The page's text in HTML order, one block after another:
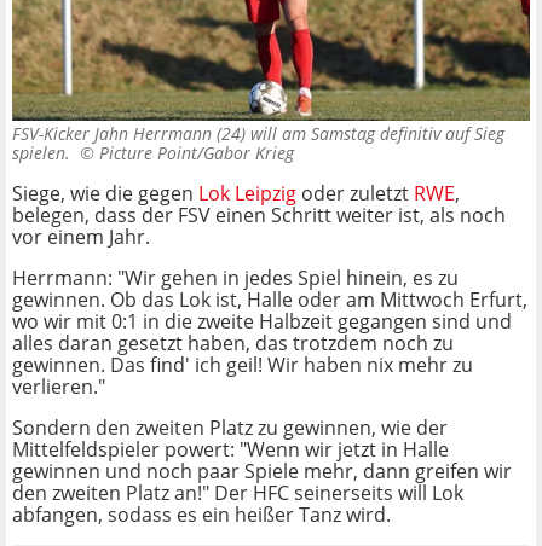
FSV-Kicker Jahn Herrmann (24) will am Samstag definitiv auf Sieg
spielen. © Picture Point/Gabor Krieg
Siege, wie die gegen Lok Leipzig oder zuletzt RWE,
belegen, dass der FSV einen Schritt weiter ist, als noch
vor einem Jahr.
Herrmann: "Wir gehen in jedes Spiel hinein, es zu
gewinnen. Ob das Lok ist, Halle oder am Mittwoch Erfurt,
wo wir mit 0:1 in die zweite Halbzeit gegangen sind und
alles daran gesetzt haben, das trotzdem noch zu
gewinnen. Das find' ich geil! Wir haben nix mehr zu
verlieren."
Sondern den zweiten Platz zu gewinnen, wie der
Mittelfeldspieler powert: "Wenn wir jetzt in Halle
gewinnen und noch paar Spiele mehr, dann greifen wir
den zweiten Platz an!" Der HFC seinerseits will Lok
abfangen, sodass es ein heißer Tanz wird.